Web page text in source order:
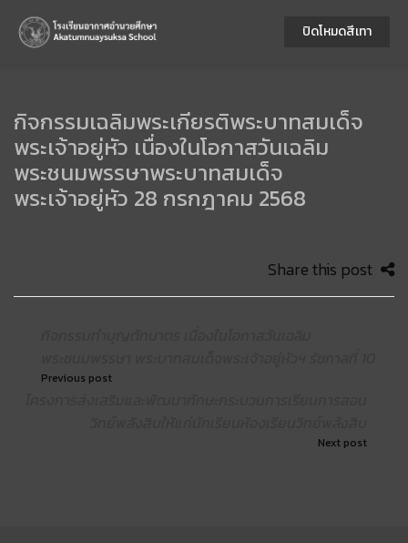
กิจกรรมเฉลิมพระเกียรติพระบาทสมเด็จ
พระเจ้าอยู่หัว เนื่องในโอกาสวันเฉลิม
พระชนมพรรษาพระบาทสมเด็จ
พระเจ้าอยู่หัว 28 กรกฎาคม 2568
Share this post
Previous post
Next post
ปิดโหมดสีเทา